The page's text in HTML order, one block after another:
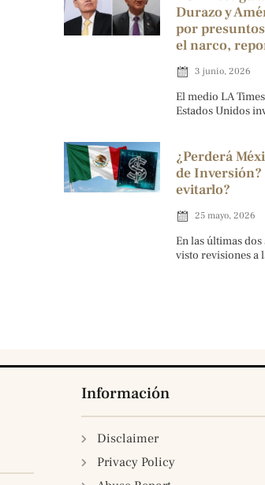
Durazo y
por
el narco,
3 junio, 2026
El medio LA
Estados Unidos
¿Perderá
de Inversión?
evitarlo?
25 mayo, 2026
En las últimas dos
visto revisiones a
Información
Disclaimer
Privacy Policy